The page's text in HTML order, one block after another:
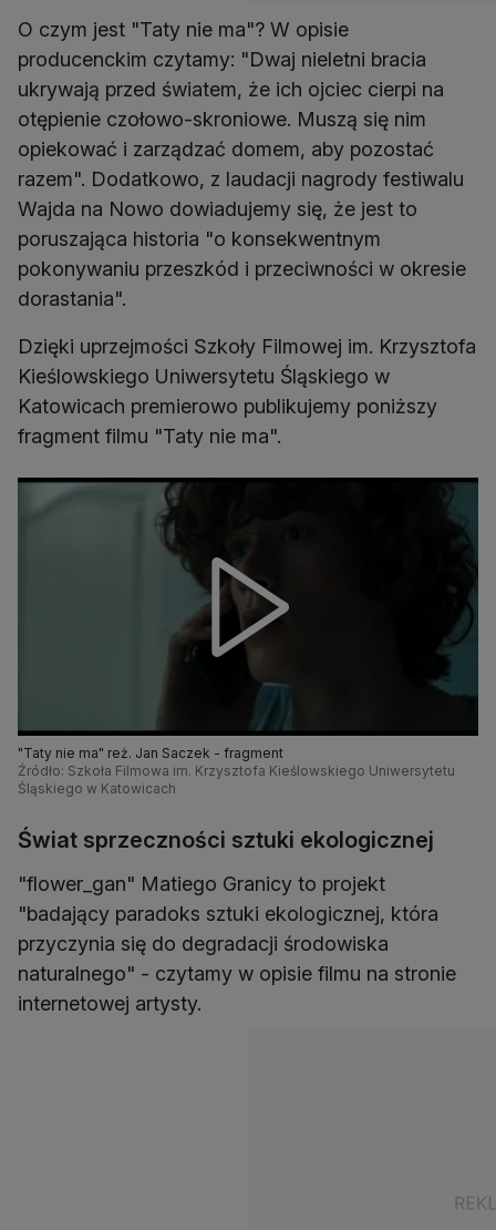
O czym jest "Taty nie ma"? W opisie
producenckim czytamy: "Dwaj nieletni bracia
ukrywają przed światem, że ich ojciec cierpi na
otępienie czołowo-skroniowe. Muszą się nim
opiekować i zarządzać domem, aby pozostać
razem". Dodatkowo, z laudacji nagrody festiwalu
Wajda na Nowo dowiadujemy się, że jest to
poruszająca historia "o konsekwentnym
pokonywaniu przeszkód i przeciwności w okresie
dorastania".
Dzięki uprzejmości Szkoły Filmowej im. Krzysztofa
Kieślowskiego Uniwersytetu Śląskiego w
Katowicach premierowo publikujemy poniższy
fragment filmu "Taty nie ma".
"Taty nie ma" reż. Jan Saczek - fragment
Źródło: Szkoła Filmowa im. Krzysztofa Kieślowskiego Uniwersytetu
Śląskiego w Katowicach
Świat sprzeczności sztuki ekologicznej
"flower_gan" Matiego Granicy to projekt
"badający paradoks sztuki ekologicznej, która
przyczynia się do degradacji środowiska
naturalnego" - czytamy w opisie filmu na stronie
internetowej artysty.